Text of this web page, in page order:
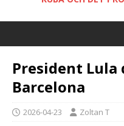
President Lula
Barcelona
2026-04-23 Zoltan T